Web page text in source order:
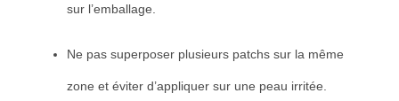
sur l’emballage.
Ne pas superposer plusieurs patchs sur la même
zone et éviter d’appliquer sur une peau irritée.